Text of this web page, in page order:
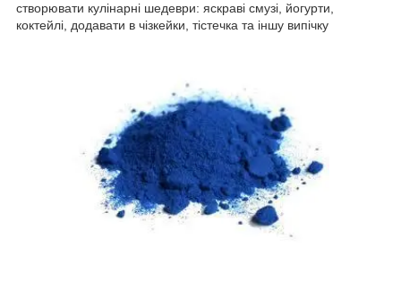
створювати кулінарні шедеври: яскраві смузі, йогурти,
коктейлі, додавати в чізкейки, тістечка та іншу випічку